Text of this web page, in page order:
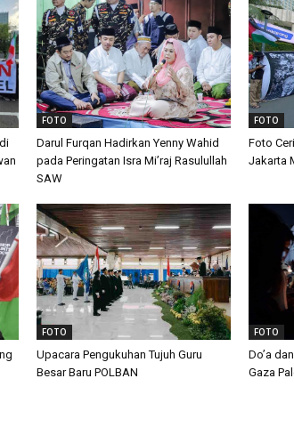
FOTO
Darul Furqan Hadirkan Yenny Wahid
pada Peringatan Isra Mi’raj Rasulullah
SAW
FOTO
Foto
Jakarta
FOTO
Upacara Pengukuhan Tujuh Guru
Besar Baru POLBAN
FOTO
Do’a
Gaza